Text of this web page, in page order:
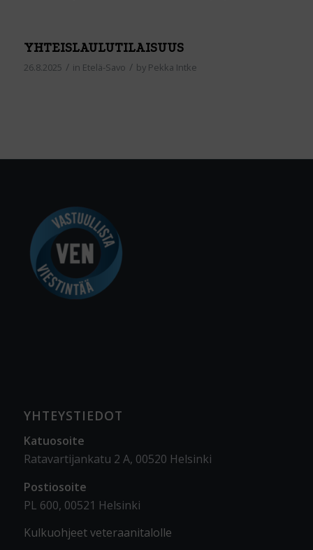
YHTEISLAULUTILAISUUS
26.8.2025 / in Etelä-Savo / by Pekka Intke
YHTEYSTIEDOT
Katuosoite
Ratavartijankatu 2 A, 00520 Helsinki
Postiosoite
PL 600, 00521 Helsinki
Kulkuohjeet veteraanitalolle